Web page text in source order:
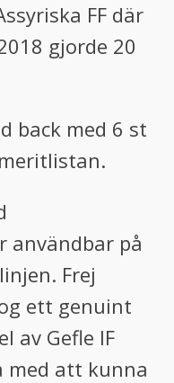
FF där
gjorde 20
back med 6 st
användbar på
Frej
ett genuint
av Gefle IF
med att kunna